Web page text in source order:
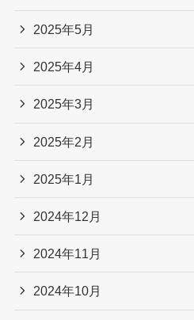
2025年5月
2025年4月
2025年3月
2025年2月
2025年1月
2024年12月
2024年11月
2024年10月